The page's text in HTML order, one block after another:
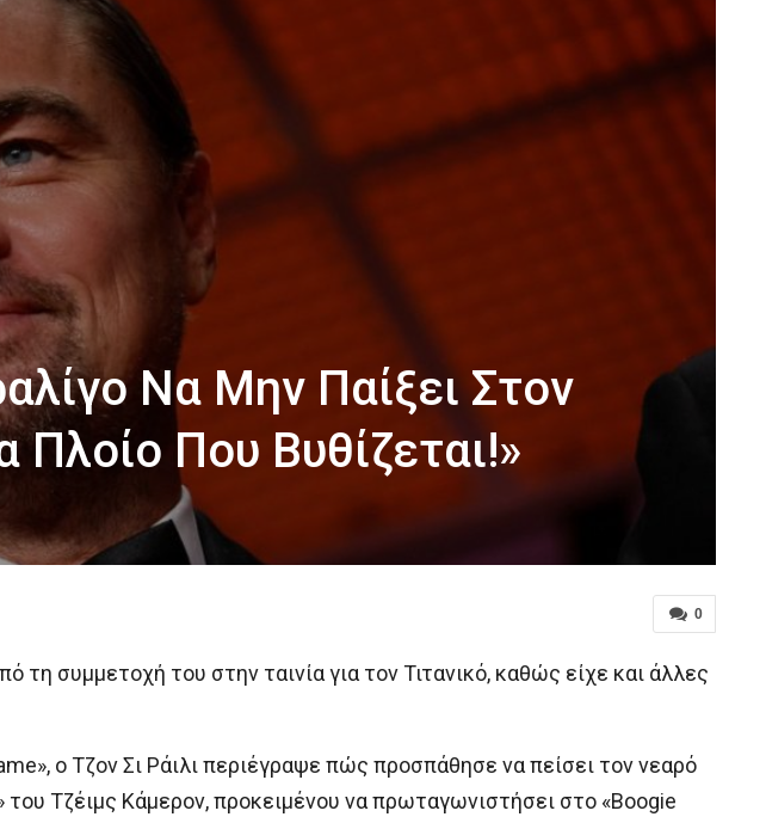
Να Μην Παίξει Στον
Πλοίο Που Βυθίζεται!»
0
τη συμμετοχή του στην ταινία για τον Τιτανικό, καθώς είχε και άλλες
ο Τζον Σι Ράιλι περιέγραψε πώς προσπάθησε να πείσει τον νεαρό
Τζέιμς Κάμερον, προκειμένου να πρωταγωνιστήσει στο «Boogie